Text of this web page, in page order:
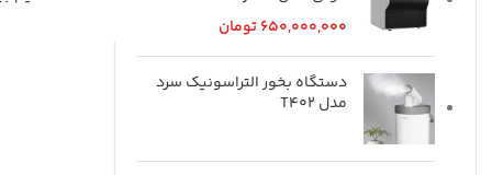
650,000,000تومان
دستگاه بخور التراسونیک سرد
مدل T402